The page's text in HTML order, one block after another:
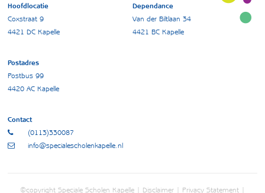
Hoofdlocatie
Coxstraat 9
4421 DC Kapelle
Dependance
Van der Biltlaan 34
4421 BC Kapelle
Postadres
Postbus 99
4420 AC Kapelle
Contact
(0113)330087
info@specialescholenkapelle.nl
©copyright Speciale Scholen Kapelle | Disclaimer Privacy Statement